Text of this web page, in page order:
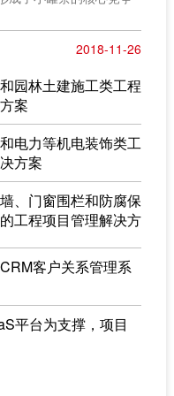
2018-11-26
园林土建施工类工程
案
电力等机电装饰类工
方案
、门窗围栏和防腐保
工程项目管理解决方
客户关系管理系
平台为支撑，项目